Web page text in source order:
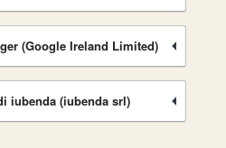
(Google Ireland Limited)
iubenda (iubenda srl)